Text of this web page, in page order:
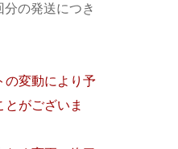
の発送につき
変動により予
がございま